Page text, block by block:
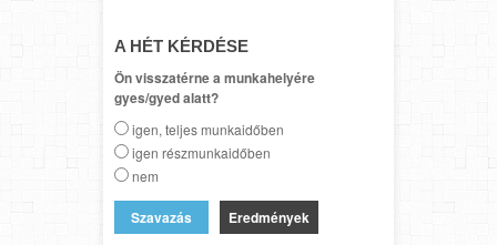
A HÉT KÉRDÉSE
Ön visszatérne a munkahelyére
gyes/gyed alatt?
igen, teljes munkaidőben
igen részmunkaidőben
nem
Eredmények